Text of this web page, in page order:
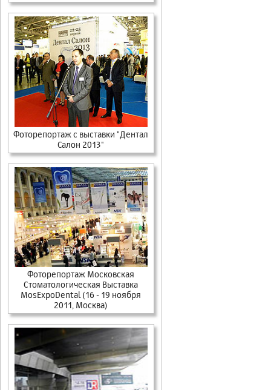
Фоторепортаж с выставки "Дентал
Салон 2013"
Фоторепортаж Московская
Стоматологическая Выставка
MosExpoDental (16 - 19 ноября
2011, Москва)